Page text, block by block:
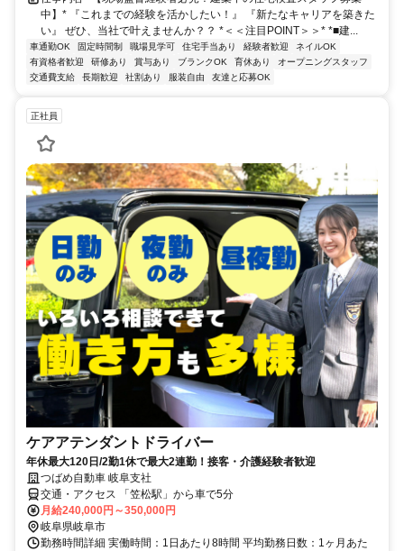
中】* 『これまでの経験を活かしたい！』 『新たなキャリアを築きた
い』 ぜひ、当社で叶えませんか？？ *＜＜注目POINT＞＞* *■建...
車通勤OK 固定時間制 職場見学可 住宅手当あり 経験者歓迎
ネイルOK
有資格者歓迎
研修あり 賞与あり ブランクOK 育休あり
オープニングスタッフ
交通費支給
長期歓迎 社割あり 服装自由 友達と応募OK
正社員
ケアアテンダントドライバー
年休最大120日/2勤1休で最大2連勤！接客・介護経験者歓迎
つばめ自動車 岐阜支社
交通・アクセス 「笠松駅」から車で5分
月給240,000円～350,000円
岐阜県岐阜市
勤務時間詳細 実働時間：1日あたり8時間 平均勤務日数：1ヶ月あた